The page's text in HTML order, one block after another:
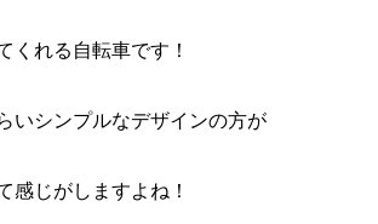
くれる自転車です！
いシンプルなデザインの方が
感じがしますよね！